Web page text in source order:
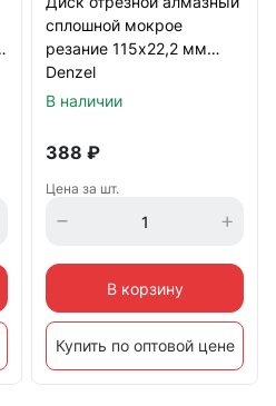
сплошной мокрое
резание 115х22,2 мм
Denzel
В наличии
388 ₽
Цена за шт.
В корзину
Купить по оптовой цене